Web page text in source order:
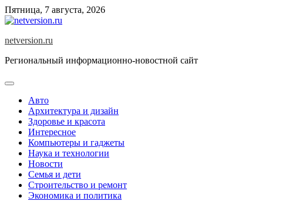
Skip
to
Пятница, 7 августа, 2026
netversion.ru
Региональный информационно-новостной сайт
Авто
Архитектура и дизайн
Здоровье и красота
Интересное
Компьютеры и гаджеты
Наука и технологии
Новости
Семья и дети
Строительство и ремонт
Экономика и политика